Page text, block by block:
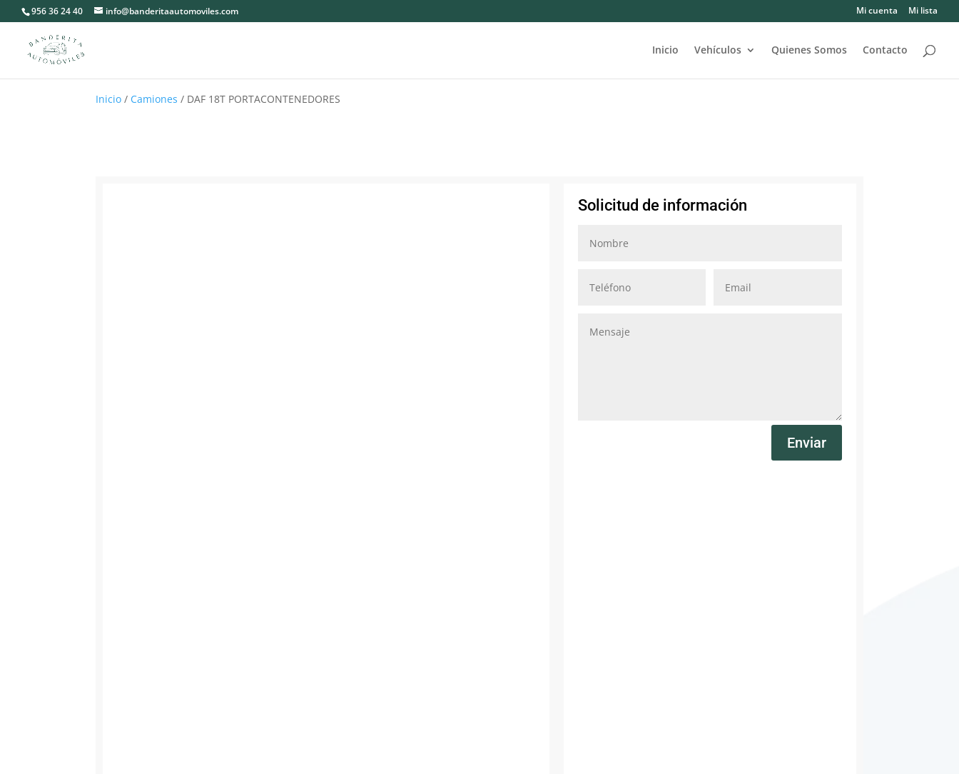
956 36 24 40 info@banderitaautomoviles.com Mi cuenta Mi lista
Inicio Vehículos Quienes Somos Contacto
Inicio / Camiones / DAF 18T PORTACONTENEDORES
Solicitud de información
Enviar